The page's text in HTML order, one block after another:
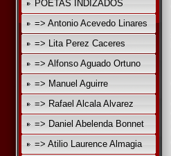
POETAS INDIZADOS
=> Antonio Acevedo Linares
=> Lita Perez Caceres
=> Alfonso Aguado Ortuno
=> Manuel Aguirre
=> Rafael Alcala Alvarez
=> Daniel Abelenda Bonnet
=> Atilio Laurence Almagia